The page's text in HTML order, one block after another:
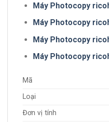
Máy Photocopy
Máy Photocopy
Máy Photocopy
Máy Photocopy
Mã
Loại
Đơn vị tính